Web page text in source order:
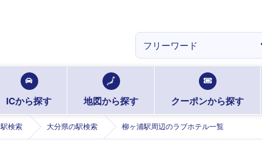
ICから探す 地図から探す クーポンから探す
駅検索 大分県の駅検索 柳ヶ浦駅周辺のラブホテル一覧